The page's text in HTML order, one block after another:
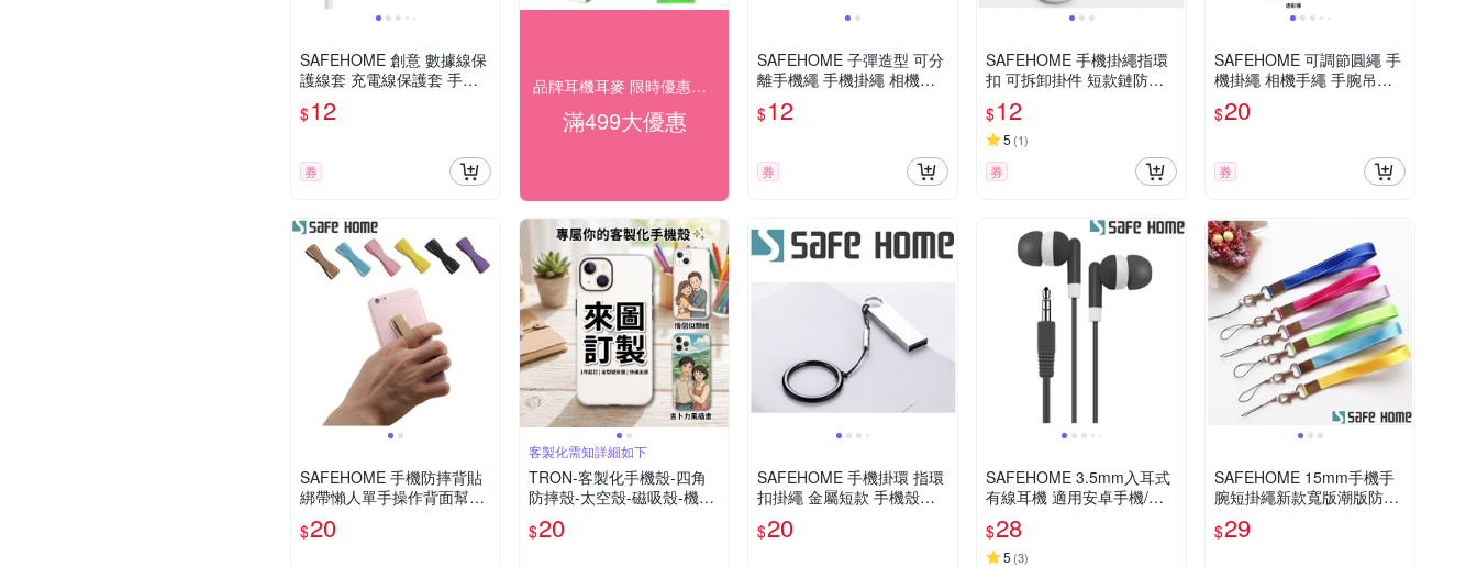
SAFEHOME 創意 數據線保
護線套 充電線保護套 手機
線套 CPA030 (恕不接受指
定顏色出貨)
$12
券
品牌耳機耳麥 限時優惠滿$499出貨
滿499大優惠
SAFEHOME 子彈造型 可分
離手機繩 手機掛繩 相機手
繩 手腕吊繩 手電筒 短掛繩
MP3 MP4 移動電源 用掛繩
$12
券
SAFEHOME 手機掛繩指環
扣 可拆卸掛件 短款鏈防丟
繩 手指圈掛環掛 10.5公分
長 CPA028
$12
5 (1)
券
SAFEHOME 可調節圓繩 手
機掛繩 相機手繩 手腕吊繩
短掛繩 移動電源 用掛繩 21.
5公分長 (恕不接受指定顏色
$20
券
SAFEHOME 手機防摔背貼
綁帶懶人單手操作背面幫貼
簡易手機支架 CPA031(恕不
接受指定顏色出貨)
$20
客製化需知詳細如下
TRON-客製化手機殼-四角
防摔殼-太空殼-磁吸殼-機甲
殼
$20
SAFEHOME 手機掛環 指環
扣掛繩 金屬短款 手機殼創
意牢固繩 12公分長 CPA027
$20
SAFEHOME 3.5mm入耳式
有線耳機 適用安卓手機/電
腦/MP3/MP4 (不帶麥、不可
通話，僅能聽音樂) EH3501
$28
5 (3)
SAFEHOME 15mm手機手
腕短掛繩新款寬版潮版防丟
機殼掛飾鑰匙吊繩 18.5+6
公分長 (恕不接受指定顏色
$29